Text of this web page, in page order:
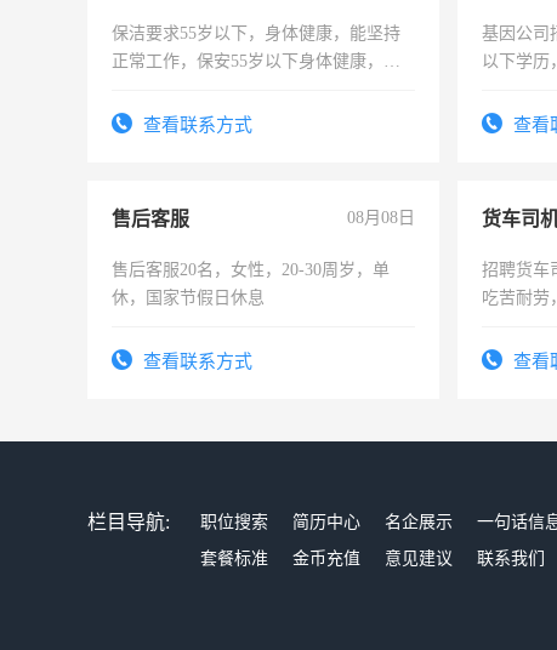
保洁要求55岁以下，身体健康，能坚持
正常工作，保安55岁以下身体健康，有
录，客服要求45岁以下高中以上文化，
查看联系方式
基因公司
以下学历
表或者有
查看
售后客服 08月08日
售后客服20名，女性，20-30周岁，单
休，国家节假日休息
查看联系方式
货车司
招聘货车
吃苦耐劳
查看
栏目导航: 职位搜索 简历中心 名企展示 一句话信
套餐标准
金币充值 意见建议 联系我们